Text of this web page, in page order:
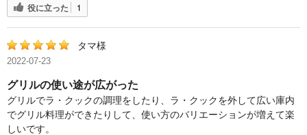
役に立った 1
タマ様
2022-07-23
グリルの使い途が広がった
グリルでラ・クックの調理をしたり、ラ・クックを外して広い庫内
でグリル料理ができたりして、使い方のバリエーションが増えて楽
しいです。